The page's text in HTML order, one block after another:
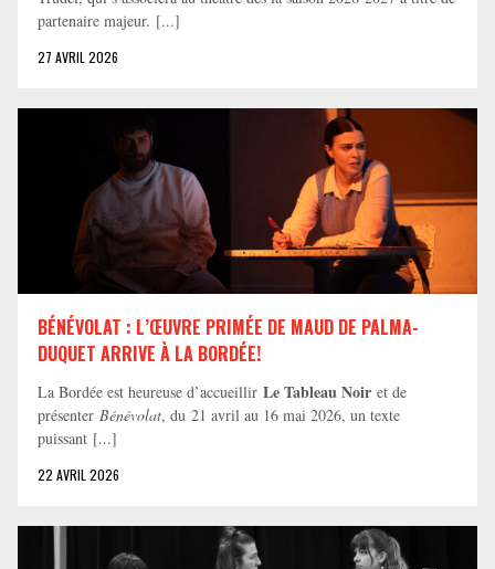
partenaire majeur. [...]
27 AVRIL 2026
BÉNÉVOLAT : L’ŒUVRE PRIMÉE DE MAUD DE PALMA-
DUQUET ARRIVE À LA BORDÉE!
La Bordée est heureuse d’accueillir Le Tableau Noir et de
présenter Bénévolat, du 21 avril au 16 mai 2026, un texte
puissant [...]
22 AVRIL 2026